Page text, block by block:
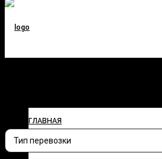
ГЛАВНАЯ
О КОМПАНИИ
стоимость